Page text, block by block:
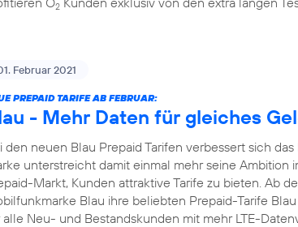
2
Februar 2021
PREPAID TARIFE AB FEBRUAR:
- Mehr Daten für gleiches
den neuen Blau Prepaid Tarifen verbessert sich
unterstreicht damit einmal mehr seine Ambition
Markt, Kunden attraktive Tarife zu bieten. Ab
Blau ihre beliebten Prepaid-Tarife
alle Neu- und Bestandskunden mit mehr LTE-